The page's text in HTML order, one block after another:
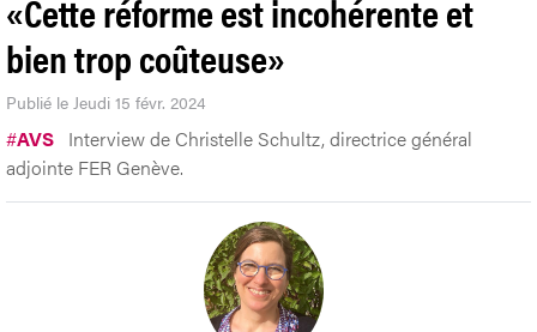
«Cette réforme est incohérente et
bien trop coûteuse»
Publié le Jeudi 15 févr. 2024
#AVS Interview de Christelle Schultz, directrice général
adjointe FER Genève.